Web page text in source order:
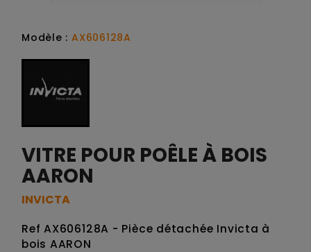
Modèle :AX606128A
VITRE POUR POÊLE À BOIS
AARON
INVICTA
Ref AX606128A - Pièce détachée Invicta à
bois AARON